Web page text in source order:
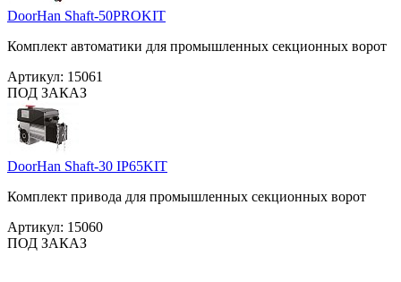
DoorHan Shaft-50PROKIT
Комплект автоматики для промышленных секционных ворот
Артикул: 15061
ПОД ЗАКАЗ
DoorHan Shaft-30 IP65KIT
Комплект привода для промышленных секционных ворот
Артикул: 15060
ПОД ЗАКАЗ